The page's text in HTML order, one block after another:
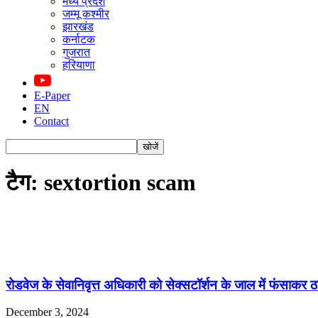
जम्मू कश्मीर
झारखंड
कर्नाटक
गुजरात
हरियाणा
E-Paper
EN
Contact
टैग: sextortion scam
रोडवेज के सेवानिवृत्त अधिकारी को सेक्सटॉर्शन के जाल में फंसाकर
December 3, 2024